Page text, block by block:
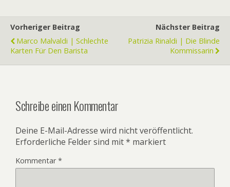
Vorheriger Beitrag
Marco Malvaldi | Schlechte
Karten Für Den Barista
Nächster Beitrag
Patrizia Rinaldi | Die Blinde
Kommissarin
Schreibe einen Kommentar
Deine E-Mail-Adresse wird nicht veröffentlicht.
Erforderliche Felder sind mit* markiert
Kommentar*